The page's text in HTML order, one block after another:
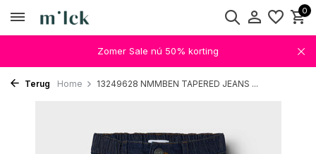
0
Zomer Sale nú 50% korting
Terug Home 13249628 NMMBEN TAPERED JEANS ...